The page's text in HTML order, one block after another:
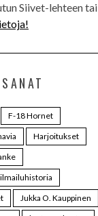
Siivet-lehteen tai
F-18 Hornet
Harjoitukset
ilmailuhistoria
Jukka O. Kauppinen